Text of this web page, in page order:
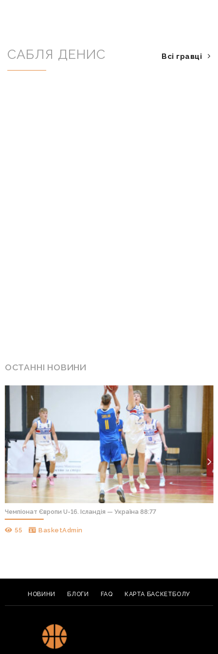
САБЛЯ ДЕНИС Всі гравці
ОСТАННІ НОВИНИ
Чемпіонат Європи U-16. Ісландія — Україна 88:77
55 BasketAdmin
НОВИНИ БЛОГИ FAQ КАРТА БАСКЕТБОЛУ